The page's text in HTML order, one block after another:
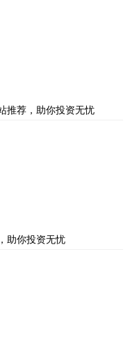
推荐，助你投资无忧
助你投资无忧